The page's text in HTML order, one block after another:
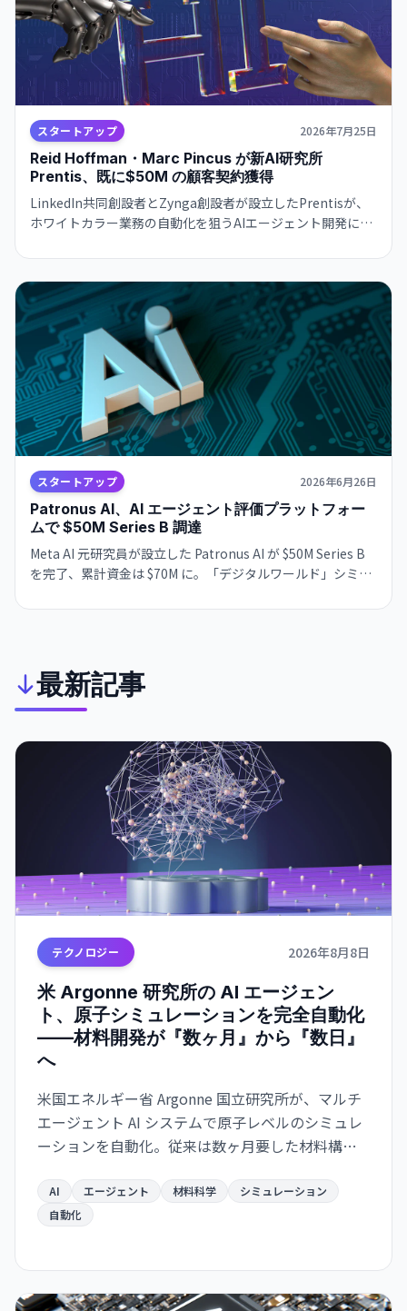
スタートアップ 2026年7月25日
Reid Hoffman・Marc Pincus が新AI研究所
Prentis、既に$50M の顧客契約獲得
LinkedIn共同創設者とZynga創設者が設立したPrentisが、
ホワイトカラー業務の自動化を狙うAIエージェント開発に注
既に数か月で大手顧客との契約を締結。
スタートアップ 2026年6月26日
Patronus AI、AI エージェント評価プラットフォー
ムで $50M Series B 調達
Meta AI 元研究員が設立した Patronus AI が $50M Series B
を完了、累計資金は $70M に。「デジタルワールド」シミュ
トフォームの需要が旺盛だ。
最新記事
テクノロジー 2026年8月8日
米 Argonne 研究所の AI エージェン
ト、原子シミュレーションを完全自動化
——材料開発が『数ヶ月』から『数日』
へ
米国エネルギー省 Argonne 国立研究所が、マルチ
エージェント AI システムで原子レベルのシミュレ
ーションを自動化。従来は数ヶ月要した材料構造
航空宇宙・電子部品分野での新材料開発が急速化
する見通し。
AI エージェント 材料科学
シミュレーション
自動化